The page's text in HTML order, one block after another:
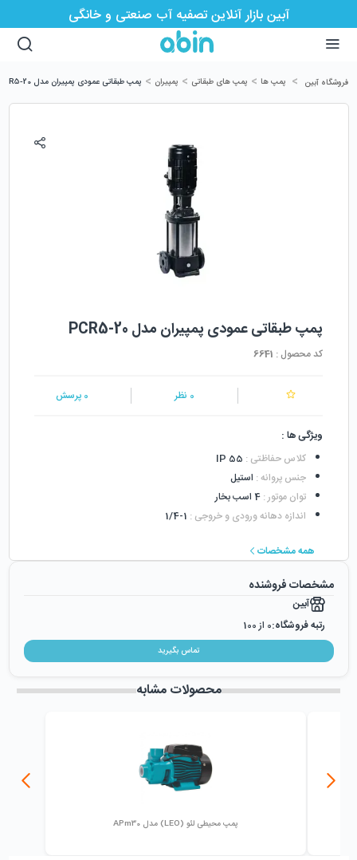
آبین بازار آنلاین تصفیه آب صنعتی و خانگی
فروشگاه آبین > پمپ ها > پمپ های طبقاتی > پمپیران > پمپ طبقاتی عمودی پمپیران مدل PCR5-20
پمپ طبقاتی عمودی پمپیران مدل PCR5-20
کد محصول : 6641
0 نظر 0 پرسش
ویژگی ها :
کلاس حفاظتی :
IP 55
جنس پروانه: استیل
توان موتور: 4 اسب بخار
اندازه دهانه ورودی و خروجی :
1-1/4
همه مشخصات
مشخصات فروشنده
آبین
رتبه فروشگاه:0 از 100
زمان ایجاد فروشگاه :دوشنبه ۲۴ اردیبهشت ۱۳۹۷
تماس بگیرید
محصولات مشابه
پمپ محیطی لئو (LEO) مدل APm30